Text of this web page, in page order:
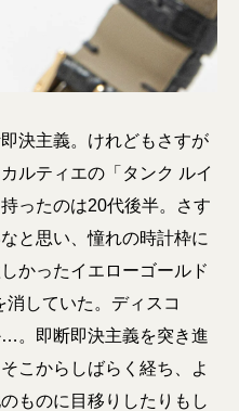
決主義。けれどもさすが
ルティエの「タンク ルイ
ったのは20代後半。さす
と思い、憧れの時計枠に
かったイエローゴールド
していた。ディスコ
。即断即決主義を突き進
こからしばらく経ち、よ
ものに目移りしたりもし